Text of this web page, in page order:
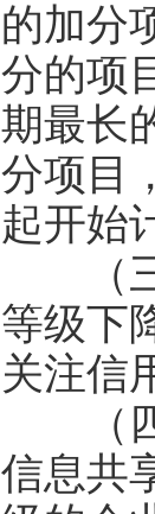
的加分
分的项
期最长
分项目
起开始
（三
等级下
关注信
（四
信息共